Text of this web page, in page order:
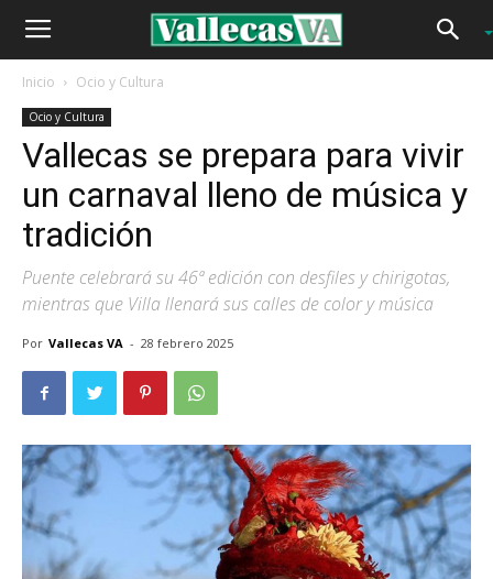
Inicio Ocio y Cultura
Ocio y Cultura
Vallecas se prepara para vivir
un carnaval lleno de música y
tradición
Puente celebrará su 46ª edición con desfiles y chirigotas,
mientras que Villa llenará sus calles de color y música
Por Vallecas VA - 28 febrero 2025